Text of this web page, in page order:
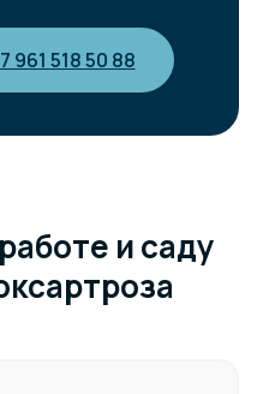
961 518 50 88
и саду